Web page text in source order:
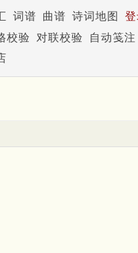
词谱 曲谱 诗词地图
校验 对联校验
自动笺注